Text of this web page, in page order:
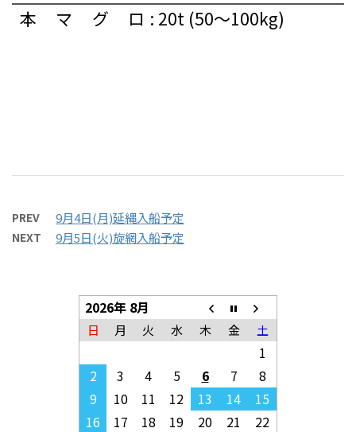
本マグロ : 20t (50〜100kg)
PREV 9月4日(月)延縄入船予定
NEXT 9月5日(火)旋網入船予定
2026年 8月
日 月 火 水 木 金 土
1
2
3 4 5 6 7
8
9
10 11 12 13 14
15
16
17 18 19 20 21
22